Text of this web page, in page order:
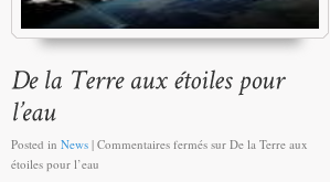
Posted in News | Commentaires fermés sur De la Terre aux
étoiles pour l’eau